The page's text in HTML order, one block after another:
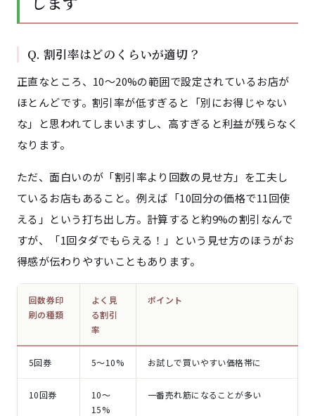
Q. 割引率はどのくらいが適切？
正直なところ、10〜20%の範囲で設定されているお店が
ほとんどです。割引率が低すぎると「別にお得じゃない
な」と思われてしまいますし、高すぎると利益が残らなく
なります。
ただ、面白いのが「割引率より回数の見せ方」を工夫し
ているお店もあること。例えば「10回分の価格で11回使
える」という打ち出し方。計算すると約9%の割引なんで
すが、「1回タダでもらえる！」という見せ方のほうがお
得感が伝わりやすいこともあります。
回数券印
刷の種類
よく見
る割引
率
ポイント
5回券 5〜10% お試しで買いやすい価格帯に
10回券
10〜
15%
一番売れ筋になることが多い